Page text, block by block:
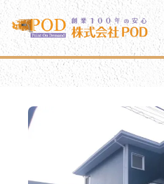
メインコンテンツにスキップ
株式会社ペイント・オン・デ
千葉の外壁塗装・屋根塗装
株式会社ペイント・オン・デ
モバイルメニュー
PODのまちづくり
ご相談と流れ
PODについて